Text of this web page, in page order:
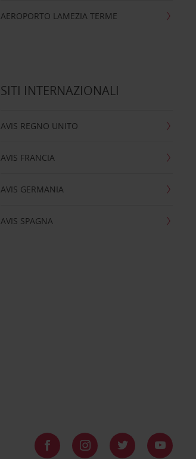
AEROPORTO LAMEZIA TERME
SITI INTERNAZIONALI
AVIS REGNO UNITO
AVIS FRANCIA
AVIS GERMANIA
AVIS SPAGNA